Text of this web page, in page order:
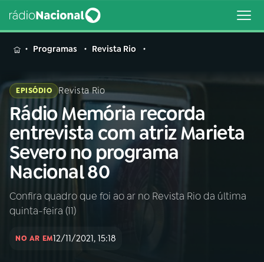
MENU
Buscar
na
Rádio
Nacional
Buscar
01INÍCIO
Programas Revista Rio
EPISÓDIO Revista Rio
Rádio Memória recorda
entrevista com atriz Marieta
Severo no programa
Nacional 80
Confira quadro que foi ao ar no Revista Rio da última
quinta-feira (11)
NO AR EM12/11/2021, 15:18